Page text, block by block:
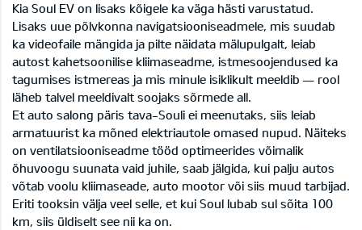
Kia Soul EV on lisaks kõigele ka väga hästi varustatud.
Lisaks uue põlvkonna navigatsiooniseadmele, mis suudab
ka videofaile mängida ja pilte näidata mälupulgalt, leiab
autost kahetsoonilise kliimaseadme, istmesoojendused ka
tagumises istmereas ja mis minule isiklikult meeldib — rool
läheb talvel meeldivalt soojaks sõrmede all.
Et auto salong päris tava-Souli ei meenutaks, siis leiab
armatuurist ka mõned elektriautole omased nupud. Näiteks
on ventilatsiooniseadme tööd optimeerides võimalik
õhuvoogu suunata vaid juhile, saab jälgida, kui palju autos
võtab voolu kliimaseade, auto mootor või siis muud tarbijad.
Eriti tooksin välja veel selle, et kui Soul lubab sul sõita 100
km, siis üldiselt see nii ka on.